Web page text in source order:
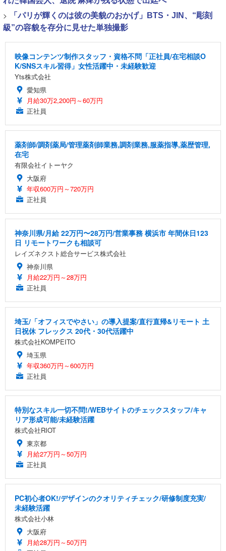
>
「パリが輝くのは彼の美貌のおかげ」BTS・JIN、“彫刻
級”の容貌を存分に見せた単独撮影
映像コンテンツ制作スタッフ・資格不問「正社員/在宅相談O
K/SNSスキル習得」女性活躍中・未経験歓迎
Yts株式会社
愛知県
月給30万2,200円～60万円
正社員
薬剤師/調剤薬局/管理薬剤師業務,調剤業務,服薬指導,薬歴管理,
在宅
有限会社イトーヤク
大阪府
年収600万円～720万円
正社員
神奈川県/月給 22万円〜28万円/営業事務 横浜市 年間休日123
日 リモートワークも相談可
レイズネクスト総合サービス株式会社
神奈川県
月給22万円～28万円
正社員
埼玉/「オフィスでやさい」の導入提案/直行直帰&リモート 土
日祝休 フレックス 20代・30代活躍中
株式会社KOMPEITO
埼玉県
年収360万円～600万円
正社員
特別なスキル一切不問!/WEBサイトのチェックスタッフ/キャ
リア形成可能/未経験活躍
株式会社RIOT
東京都
月給27万円～50万円
正社員
PC初心者OK!/デザインのクオリティチェック/研修制度充実/
未経験活躍
株式会社小林
大阪府
月給28万円～50万円